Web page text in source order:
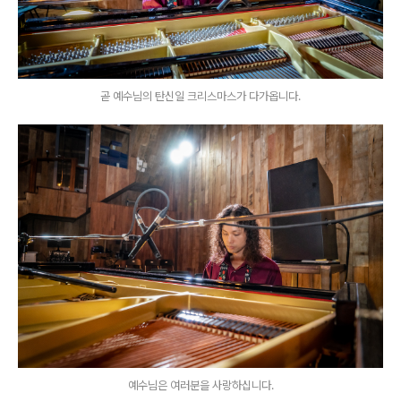
곧 예수님의 탄신일 크리스마스가 다가옵니다.
예수님은 여러분을 사랑하십니다.